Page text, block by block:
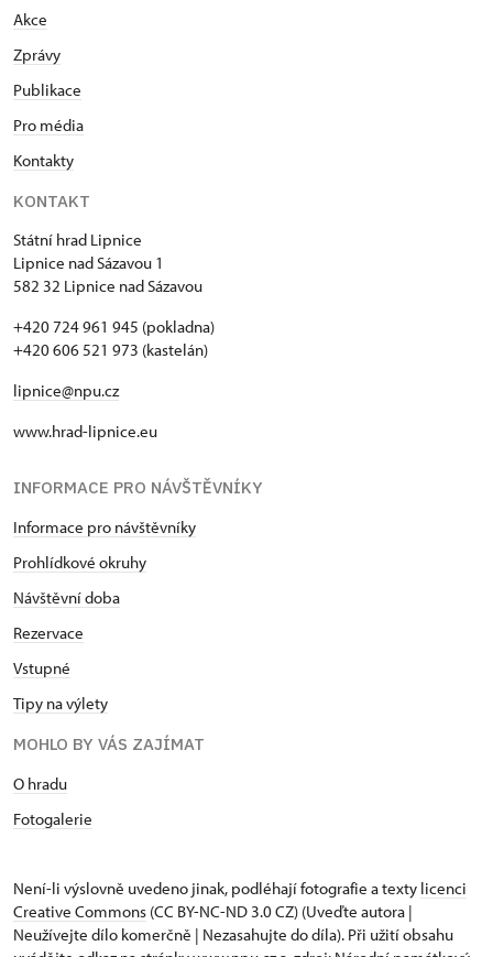
Akce
Zprávy
Publikace
Pro média
Kontakty
KONTAKT
Státní hrad Lipnice
Lipnice nad Sázavou 1
582 32 Lipnice nad Sázavou
+420 724 961 945 (pokladna)
+420 606 521 973 (kastelán)
lipnice@npu.cz
www.hrad-lipnice.eu
INFORMACE PRO NÁVŠTĚVNÍKY
Informace pro návštěvníky
Prohlídkové okruhy
Návštěvní doba
Rezervace
Vstupné
Tipy na výlety
MOHLO BY VÁS ZAJÍMAT
O hradu
Fotogalerie
Není-li výslovně uvedeno jinak, podléhají fotografie a texty licenci
Creative Commons (CC BY-NC-ND 3.0 CZ) (Uveďte autora |
Neužívejte dílo komerčně | Nezasahujte do díla). Při užití obsahu